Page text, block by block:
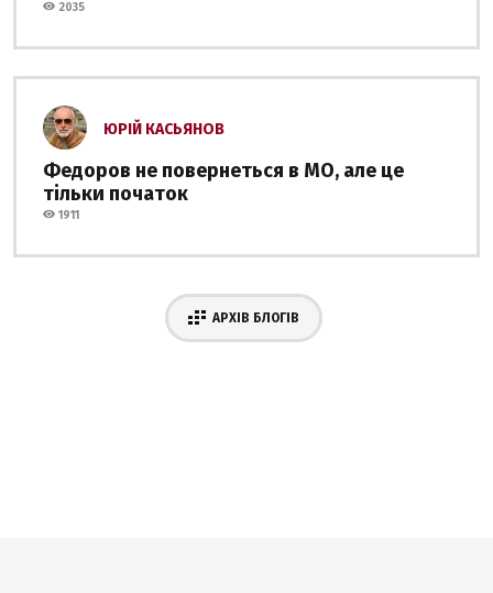
2035
ЮРІЙ КАСЬЯНОВ
Федоров не повернеться в МО, але це
тільки початок
1911
АРХІВ БЛОГІВ